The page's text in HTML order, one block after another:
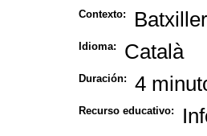
Contexto:
Idioma: Català
Duración: 4
Recurso educativo: